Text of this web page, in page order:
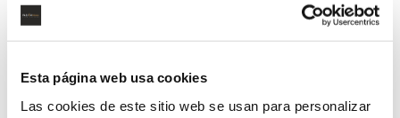
Esta página web usa cookies
Las cookies de este sitio web se usan para personalizar